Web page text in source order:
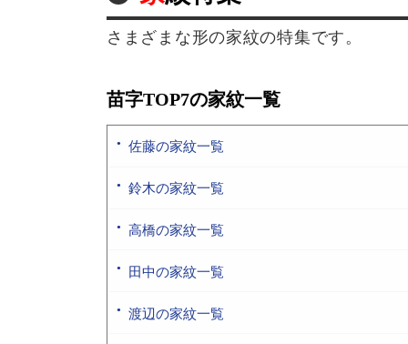
さまざまな形の家紋の特集です。
苗字TOP7の家紋一覧
佐藤の家紋一覧
鈴木の家紋一覧
高橋の家紋一覧
田中の家紋一覧
渡辺の家紋一覧